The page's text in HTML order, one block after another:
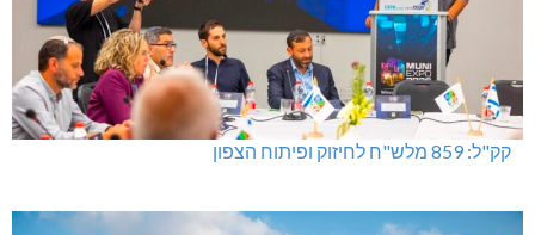
קק"ל: 859 מלש"ח לחיזוק ופיתוח הצפון